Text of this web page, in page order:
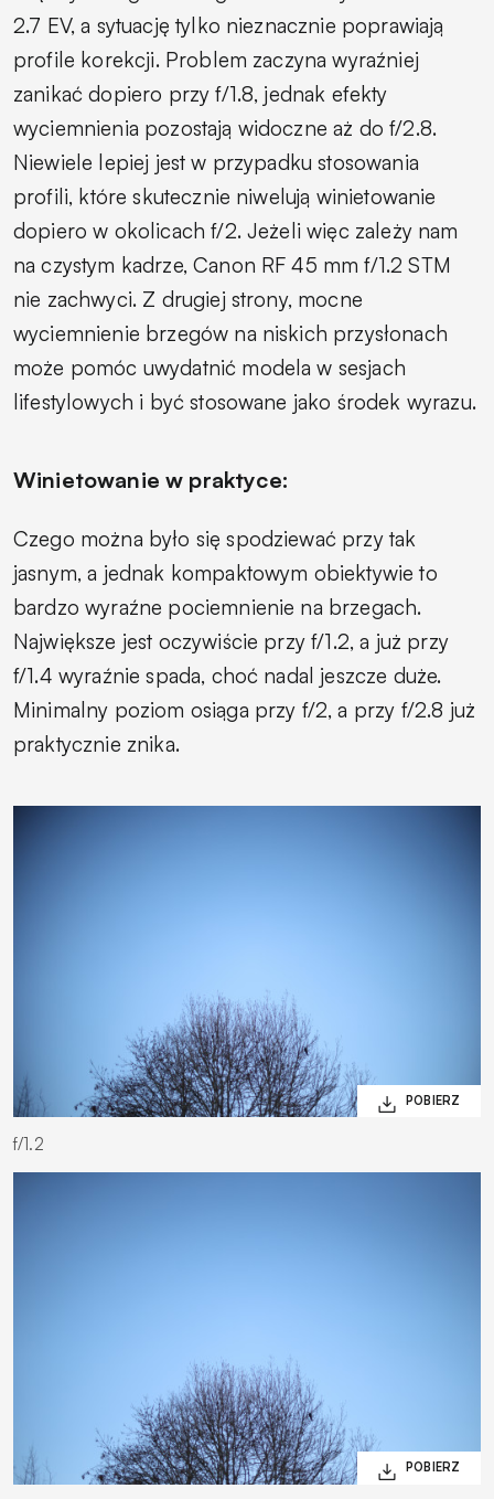
2.7 EV, a sytuację tylko nieznacznie poprawiają
profile korekcji. Problem zaczyna wyraźniej
zanikać dopiero przy f/1.8, jednak efekty
wyciemnienia pozostają widoczne aż do f/2.8.
Niewiele lepiej jest w przypadku stosowania
profili, które skutecznie niwelują winietowanie
dopiero w okolicach f/2. Jeżeli więc zależy nam
na czystym kadrze, Canon RF 45 mm f/1.2 STM
nie zachwyci. Z drugiej strony, mocne
wyciemnienie brzegów na niskich przysłonach
może pomóc uwydatnić modela w sesjach
lifestylowych i być stosowane jako środek wyrazu.
Winietowanie w praktyce:
Czego można było się spodziewać przy tak
jasnym, a jednak kompaktowym obiektywie to
bardzo wyraźne pociemnienie na brzegach.
Największe jest oczywiście przy f/1.2, a już przy
f/1.4 wyraźnie spada, choć nadal jeszcze duże.
Minimalny poziom osiąga przy f/2, a przy f/2.8 już
praktycznie znika.
f/1.2